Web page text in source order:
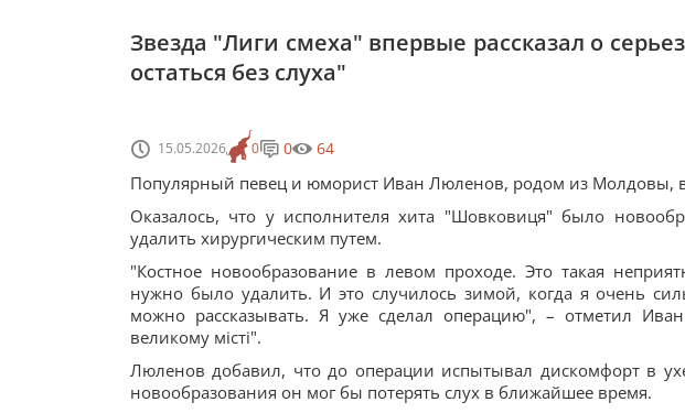
Звезда "Лиги смеха" впервые рассказал о
остаться без слуха"
15.05.2026 0 0 64
Популярный певец и юморист Иван Люленов, родом из Молдовы,
Оказалось, что у исполнителя хита "Шовковиця" было
удалить хирургическим путем.
"Костное новообразование в левом проходе. Это такая
нужно было удалить. И это случилось зимой, когда я очень
можно рассказывать. Я уже сделал операцию", – отметил
великому місті".
Люленов добавил, что до операции испытывал дискомфорт в
новообразования он мог бы потерять слух в ближайшее время.